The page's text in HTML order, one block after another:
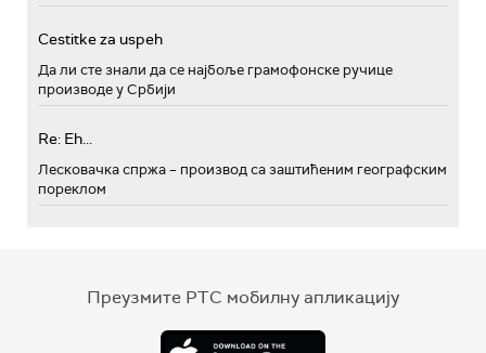
Cestitke za uspeh
Да ли сте знали да се најбоље грамофонске ручице
производе у Србији
Re: Eh...
Лесковачка спржа – производ са заштићеним географским
пореклом
Преузмите РТС мобилну апликацију